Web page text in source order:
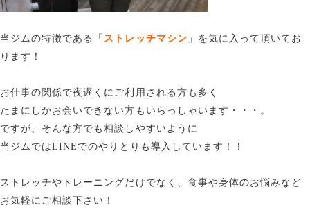
当ジムの特徴である「 ストレッチマシン 」を気に入って頂いてお
ります！
お仕事の関係で夜遅くにご利用される方も多く
たまにしかお会いできない方もいらっしゃいます・・・。
ですが、そんな方でも相談しやすいように
当ジムではLINEでのやりとりも導入しています！！
ストレッチやトレーニングだけでなく、食事や身体のお悩みなど
お気軽にご相談下さい！